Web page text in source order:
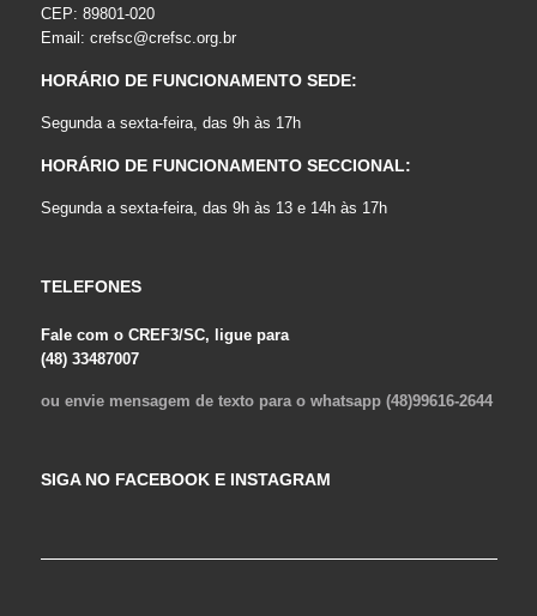
CEP: 89801-020
Email: crefsc@crefsc.org.br
HORÁRIO DE FUNCIONAMENTO SEDE:
Segunda a sexta-feira, das 9h às 17h
HORÁRIO DE FUNCIONAMENTO SECCIONAL:
Segunda a sexta-feira, das 9h às 13 e 14h às 17h
TELEFONES
Fale com o CREF3/SC, ligue para
(48) 33487007
ou envie mensagem de texto para o whatsapp (48)99616-2644
SIGA NO FACEBOOK E INSTAGRAM